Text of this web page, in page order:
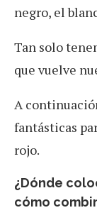
negro, el
Tan solo
que vuelve
A
fantásticas
rojo.
¿Dónde
cómo